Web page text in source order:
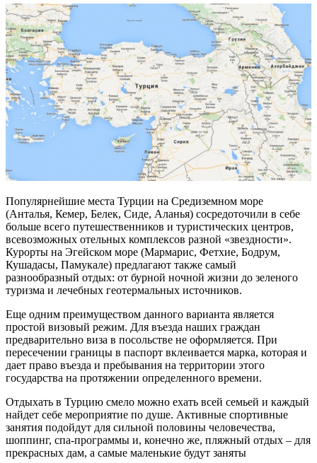
Популярнейшие места Турции на Средиземном море
(Анталья, Кемер, Белек, Сиде, Аланья) сосредоточили в себе
больше всего путешественников и туристических центров,
всевозможных отельных комплексов разной «звездности».
Курорты на Эгейском море (Мармарис, Фетхие, Бодрум,
Кушадасы, Памукале) предлагают также самый
разнообразный отдых: от бурной ночной жизни до зеленого
туризма и лечебных геотермальных источников.
Еще одним преимуществом данного варианта является
простой визовый режим. Для въезда наших граждан
предварительно виза в посольстве не оформляется. При
пересечении границы в паспорт вклеивается марка, которая и
дает право въезда и пребывания на территории этого
государства на протяжении определенного времени.
Отдыхать в Турцию смело можно ехать всей семьей и каждый
найдет себе мероприятие по душе. Активные спортивные
занятия подойдут для сильной половины человечества,
шоппинг, спа-программы и, конечно же, пляжный отдых – для
прекрасных дам, а самые маленькие будут заняты